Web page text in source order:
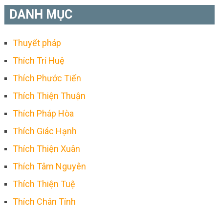
DANH MỤC
Thuyết pháp
Thích Trí Huệ
Thích Phước Tiến
Thích Thiện Thuận
Thích Pháp Hòa
Thích Giác Hạnh
Thích Thiện Xuân
Thích Tâm Nguyên
Thích Thiện Tuệ
Thích Chân Tính